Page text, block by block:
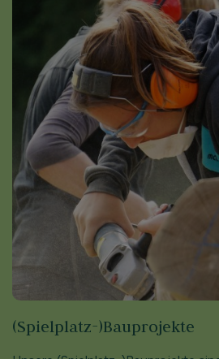
(Spielplatz-)­Bauprojekte